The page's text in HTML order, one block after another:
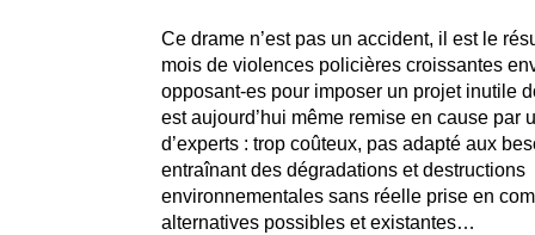
Ce drame n’est pas un accident, il est le
mois de violences policières croissantes
opposant-es pour imposer un projet inutile
est aujourd’hui même remise en cause par
d’experts : trop coûteux, pas adapté aux
entraînant des dégradations et destructions
environnementales sans réelle prise en
alternatives possibles et existantes…